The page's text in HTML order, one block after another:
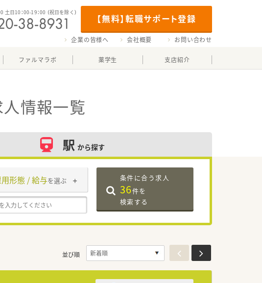
【無料】転職サポート登録
土日10：00-19：00 （祝日を除く）
企業の皆様へ 会社概要 お問い合わせ
ファルマラボ 薬学生 支店紹介
人情報一覧
駅 から探す
形態 / 給与を選ぶ 条件に合う求人
36件を
検索する
並び順